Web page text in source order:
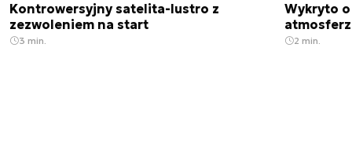
Kontrowersyjny satelita-lustro z
zezwoleniem na start
3 min.
Wykryto
2 min.